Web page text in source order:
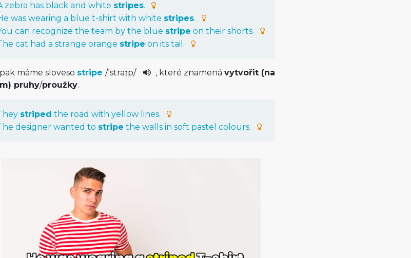
zebra has black and white stripes.
was wearing a blue t-shirt with white stripes.
can recognize the team by the blue stripe on their shorts.
cat had a strange orange stripe on its tail .
máme sloveso stripe /'straɪp/ , které znamená vytvořit (na
pruhy/proužky.
striped the road with yellow lines.
designer wanted to stripe the walls in soft pastel colours.